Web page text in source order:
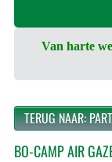
Van harte
TERUG NAAR:
BO-CAMP AIR